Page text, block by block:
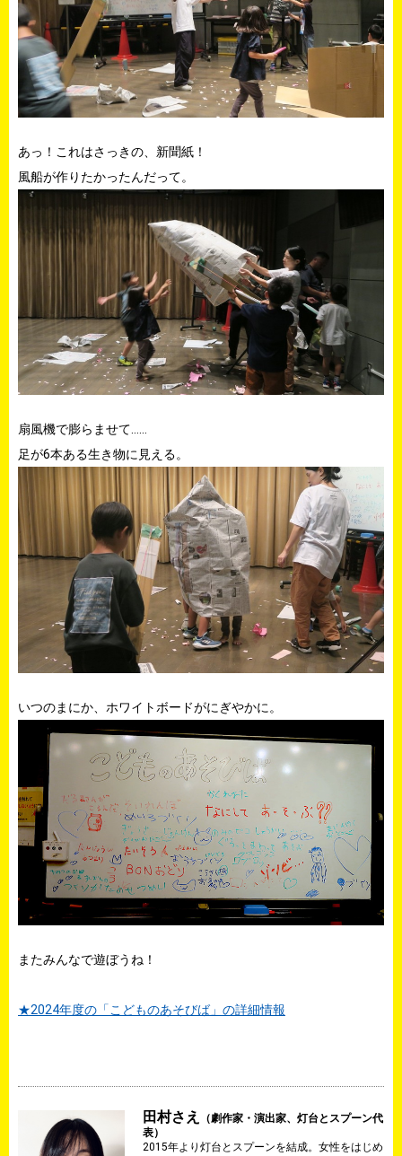
あっ！これはさっきの、新聞紙！
風船が作りたかったんだって。
扇風機で膨らませて……
足が6本ある生き物に見える。
いつのまにか、ホワイトボードがにぎやかに。
またみんなで遊ぼうね！
★2024年度の「こどものあそびば」の詳細情報
田村さえ
（劇作家・演出家、灯台とスプーン代
表）
2015年より灯台とスプーンを結成。女性をはじめ